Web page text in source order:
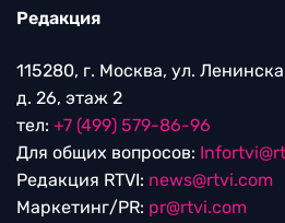
Редакция
115280, г. Москва, ул.
д. 26, этаж 2
тел: +7 (499) 579-86-96
Для общих вопросов:
Редакция RTVI: news@rtvi.com
Маркетинг/PR: pr@rtvi.com